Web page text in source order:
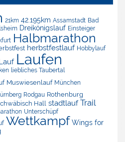
21km 42.195km Assamstadt Bad
Dreikönigslauf Einsteiger
Halbmarathon
herbstfestlauf Hobbylauf
Laufen
liebliches Taubertal
Muswiesenlauf München
Rodgau Rothenburg
Hall stadtlauf Trail
Unterschüpf
Wettkampf Wings for